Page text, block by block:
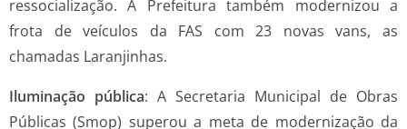
ressocialização. A Prefeitura também modernizou a
frota de veículos da FAS com 23 novas vans, as
chamadas Laranjinhas.
Iluminação pública: A Secretaria Municipal de Obras
Públicas (Smop) superou a meta de modernização da